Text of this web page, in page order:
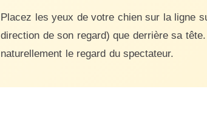
Placez les yeux de votre chien sur la ligne
direction de son regard) que derrière sa
naturellement le regard du spectateur.